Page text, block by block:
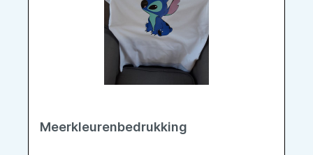
Meerkleurenbedrukking